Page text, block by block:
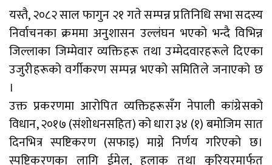
यस्तै, २०८२ साल फागुन २१ गते सम्पन्न प्रतिनिधि सभा सदस्य
निर्वाचनका क्रममा अनुशासन उल्लंघन भएको भन्दै विभिन्न
जिल्लाका जिम्मेवार व्यक्तिहरू तथा उम्मेदवारहरूले दिएका
उजुरीहरूको वर्गीकरण सम्पन्न भएको समितिले जनाएको छ
।
उक्त प्रकरणमा आरोपित व्यक्तिहरूसँग नेपाली कांग्रेसको
विधान, २०१७ (संशोधनसहित) को धारा ३४ (१) बमोजिम सात
दिनभित्र स्पष्टिकरण (सफाइ) माग्ने निर्णय गरिएको छ।
स्पष्टिकरणका लागि ईमेल, हुलाक तथा कुरियरमार्फत